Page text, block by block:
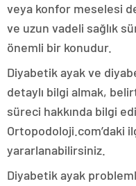
veya konfor meselesi
ve uzun vadeli sağlık
önemli bir konudur.
Diyabetik ayak ve
detaylı bilgi almak,
süreci hakkında bilgi
Ortopodoloji.com’daki
yararlanabilirsiniz.
Diyabetik ayak